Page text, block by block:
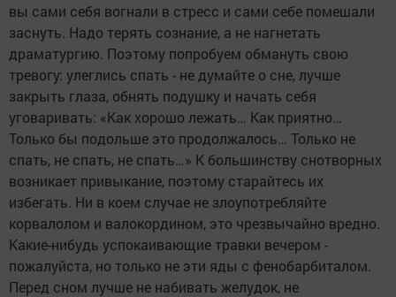
вы сами себя вогнали в стресс и сами себе помешали
заснуть. Надо терять сознание, а не нагнетать
драматургию. Поэтому попробуем обмануть свою
тревогу: улеглись спать - не думайте о сне, лучше
закрыть глаза, обнять подушку и начать себя
уговаривать: «Как хорошо лежать… Как приятно…
Только бы подольше это продолжалось… Только не
спать, не спать, не спать…» К большинству снотворных
возникает привыкание, поэтому старайтесь их
избегать. Ни в коем случае не злоупотребляйте
корвалолом и валокордином, это чрезвычайно вредно.
Какие-нибудь успокаивающие травки вечером -
пожалуйста, но только не эти яды с фенобарбиталом.
Перед сном лучше не набивать желудок, не